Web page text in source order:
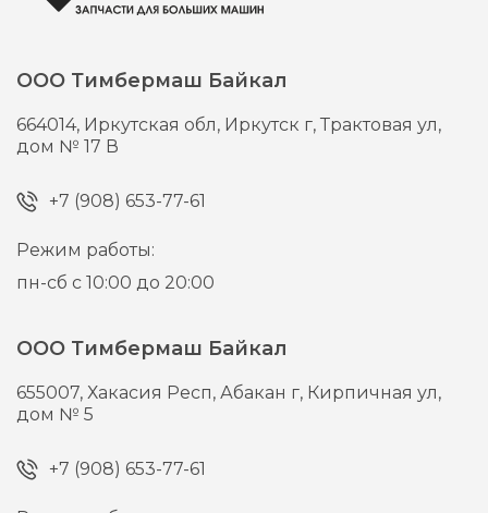
ООО Тимбермаш Байкал
664014, Иркутская обл, Иркутск г,Трактовая ул,
дом № 17 В
+7 (908) 653-77-61
Режим работы:
пн-сб с 10:00 до 20:00
ООО Тимбермаш Байкал
655007,Хакасия Респ, Абакан г, Кирпичная ул,
дом № 5
+7 (908) 653-77-61